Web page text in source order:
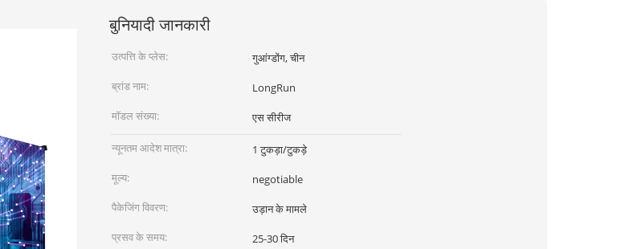
बुनियादी जानकारी
उत्पत्ति के प्लेस:
गुआंग्डोंग, चीन
ब्रांड नाम:
LongRun
मॉडल संख्या:
एस सीरीज
न्यूनतम आदेश मात्रा:
1 टुकड़ा/टुकड़े
मूल्य:
negotiable
पैकेजिंग विवरण:
उड़ान के मामले
प्रसव के समय:
25-30 दिन